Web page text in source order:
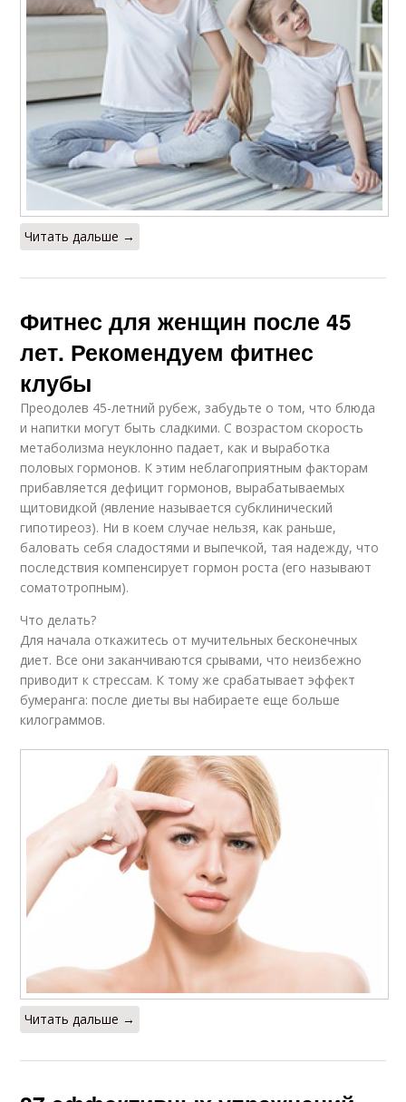
Читать дальше →
Фитнес для женщин после 45
лет. Рекомендуем фитнес
клубы
Преодолев 45-летний рубеж, забудьте о том, что блюда
и напитки могут быть сладкими. С возрастом скорость
метаболизма неуклонно падает, как и выработка
половых гормонов. К этим неблагоприятным факторам
прибавляется дефицит гормонов, вырабатываемых
щитовидкой (явление называется субклинический
гипотиреоз). Ни в коем случае нельзя, как раньше,
баловать себя сладостями и выпечкой, тая надежду, что
последствия компенсирует гормон роста (его называют
соматотропным).
Что делать?
Для начала откажитесь от мучительных бесконечных
диет. Все они заканчиваются срывами, что неизбежно
приводит к стрессам. К тому же срабатывает эффект
бумеранга: после диеты вы набираете еще больше
килограммов.
Читать дальше →